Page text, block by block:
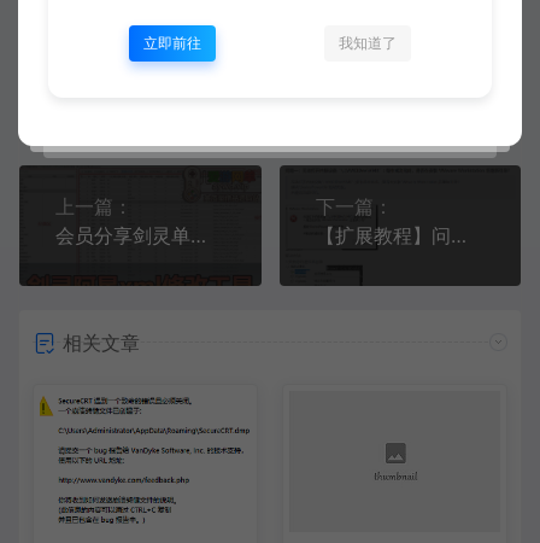
爱游网单
上一篇：
会员分享剑灵单机【阿星xml修改工具终极版】扩展修改工具
下一篇：
【扩展教程】问题解决：打开虚拟机提示：无法打开内核设备“\.\VMCIDev\VMX”解决方法
相关文章
立即前往 我知道了